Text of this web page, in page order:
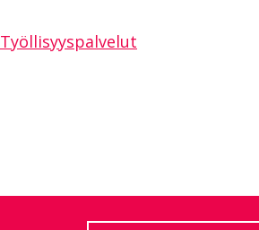
Työllisyyspalvelut